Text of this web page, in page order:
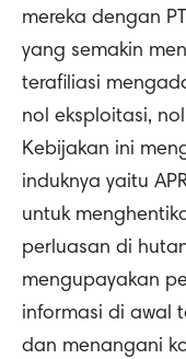
mereka dengan
yang semakin
terafiliasi
nol eksploitasi,
Kebijakan ini
induknya yaitu
untuk
perluasan di
mengupayakan
informasi di awal
dan menangani